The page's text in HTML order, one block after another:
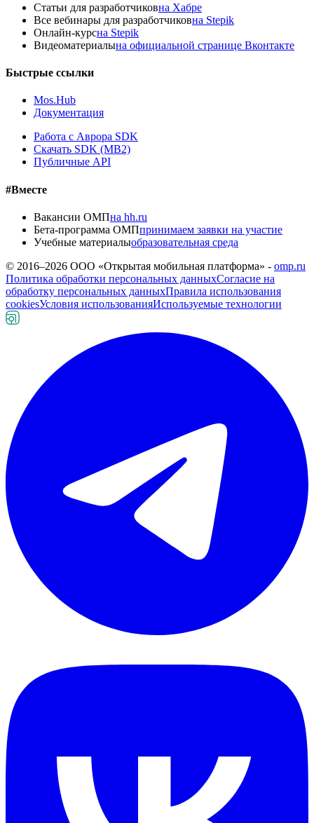
Статьи для разработчиковна Хабре
Все вебинары для разработчиковна Stepik
Онлайн-курсна Stepik
Видеоматериалына официальной странице Вконтакте
Быстрые ссылки
Mos.Hub
Документация
Работа с Аврора SDK
Скачать SDK (MB2)
Публичные API
#Вместе
Вакансии ОМПна hh.ru
Бета-программа ОМПпринимаем заявки на участие
Учебные материалыобразовательная среда
© 2016–2026 ООО «Открытая мобильная платформа» - omp.ru
Политика обработки персональных данныхСогласие на
обработку персональных данныхПравила использования
cookiesУсловия использованияИспользуемые технологии